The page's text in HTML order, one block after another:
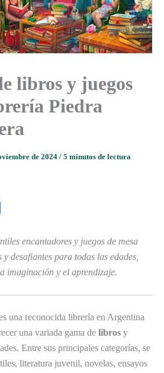
libros y juegos
Piedra
de 2024 / 5 minutos de lectura
encantadores y juegos de mesa
desafiantes para todas las edades,
imaginación y el aprendizaje.
una reconocida librería en Argentina
una variada gama de libros y
Entre sus principales categorías, se
literatura juvenil, novelas, ensayos